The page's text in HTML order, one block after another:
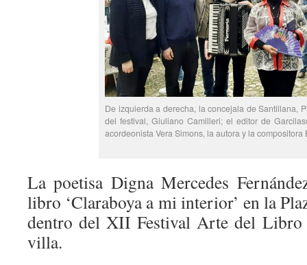
De izquierda a derecha, la concejala de Santillana,
del festival, Giuliano Camilleri; el editor de
acordeonista Vera Simons, la autora y la compositora
La poetisa Digna Mercedes
libro ‘Claraboya a mi interior’ en la
dentro del XII Festival Arte del Libro
villa.